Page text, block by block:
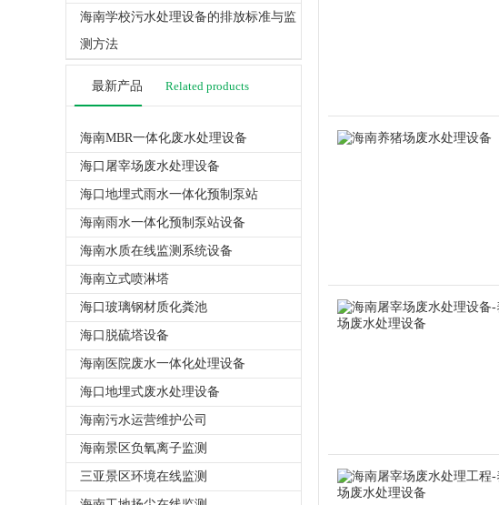
海南学校污水处理设备的排放标准与监
测方法
最新产品 Related products
海南MBR一体化废水处理设备
海口屠宰场废水处理设备
海口地埋式雨水一体化预制泵站
海南雨水一体化预制泵站设备
海南水质在线监测系统设备
海南立式喷淋塔
海口玻璃钢材质化粪池
海口脱硫塔设备
海南医院废水一体化处理设备
海口地埋式废水处理设备
海南污水运营维护公司
海南景区负氧离子监测
三亚景区环境在线监测